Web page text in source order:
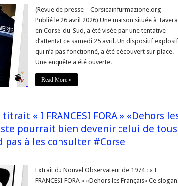
»
(Revue de presse – Corsicainfurmazione.org –
Publié le 26 avril 2026) Une maison située à
en Corse-du-Sud, a été visée par une tentative
d’attentat ce samedi 25 avril. Un dispositif
qui n’a pas fonctionné, a été découvert sur place.
Une enquête a été ouverte.
Read More »
« I FRANCESI FORA » «Dehors
pourrait bien devenir celui de tous
pas à les consulter #Corse
Extrait du Nouvel Observateur de 1974 : « I
FRANCESI FORA » «Dehors les Français» Ce slogan